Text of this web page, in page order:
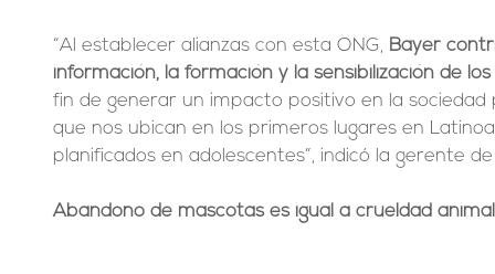
“Al establecer alianzas con esta ONG, Bayer
información, la formación y la sensibilización de
fin de generar un impacto positivo en la
que nos ubican en los primeros lugares en
planificados en adolescentes”, indicó la gerente
Abandono de mascotas es igual a crueldad animal